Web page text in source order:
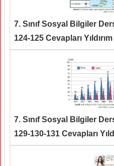
7. Sınıf Sosyal Bilgiler
124-125 Cevapları Yıldırım
7. Sınıf Sosyal Bilgiler
129-130-131 Cevapları